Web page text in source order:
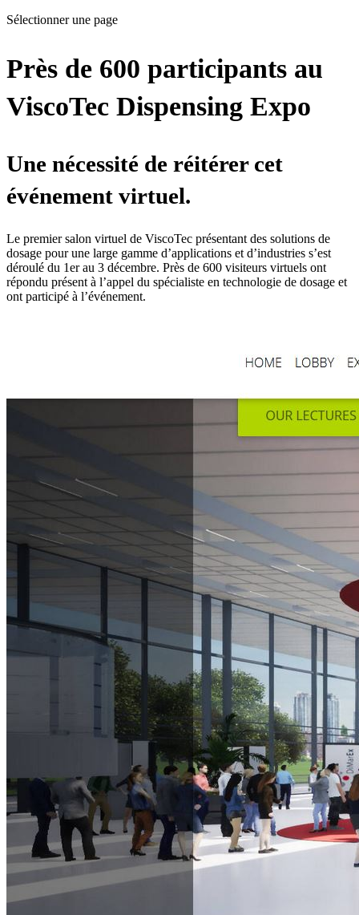
Sélectionner une page
Près de 600 participants au
ViscoTec Dispensing Expo
Une nécessité de réitérer cet
événement virtuel.
Le premier salon virtuel de ViscoTec présentant des solutions de
dosage pour une large gamme d’applications et d’industries s’est
déroulé du 1er au 3 décembre. Près de 600 visiteurs virtuels ont
répondu présent à l’appel du spécialiste en technologie de dosage et
ont participé à l’événement.